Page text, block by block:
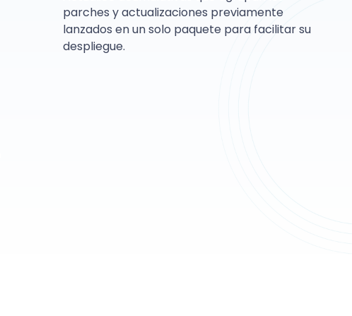
parches y actualizaciones previamente
lanzados en un solo paquete para facilitar su
despliegue.